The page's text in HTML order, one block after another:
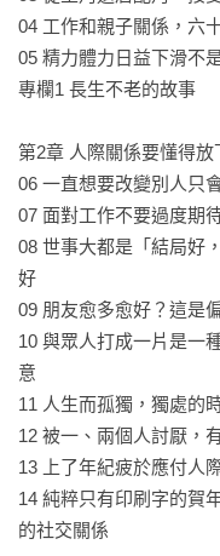
另一個世界
誠摯推薦
張曼娟 作家
「《微笑老後》這本書
位不同世代（93歲vs.
得非常輕鬆有趣。光看
變少，愈能輕鬆度日』
人送終，也不會陪你到
我特別喜歡書中幽默的
的力氣，也要調整成『
書中一再強調，趁著身
不要總是想著以後再做
才能體會。」
——劉秀枝，國立陽明交
04 工作和親子關係，六
05 精力體力日益下滑不
專欄1 長生不老的故事
第2章 人際關係要懂得放
06 一直想要改變別人只
07 面對工作不要過度期
08 世事大都是「結局好
好
09 朋友愈多愈好？這是
10 與眾人打成一片是一
意
11 人生而孤獨，獨處的
12 被一、兩個人討厭，
13 上了年紀疲於應付人
14 純粹只有印刷字的賀
的社交關係